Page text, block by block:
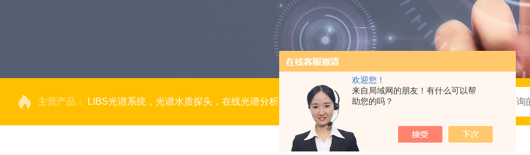
欢迎您！
来自局域网的朋友！有什么可以帮
助您的吗？
主营产品： LIBS光谱系统，光谱水质探头，在线光谱分析，高光谱相机，量子效率光谱，BRDF系统，拉曼光谱，模块与子系统，服务与定制